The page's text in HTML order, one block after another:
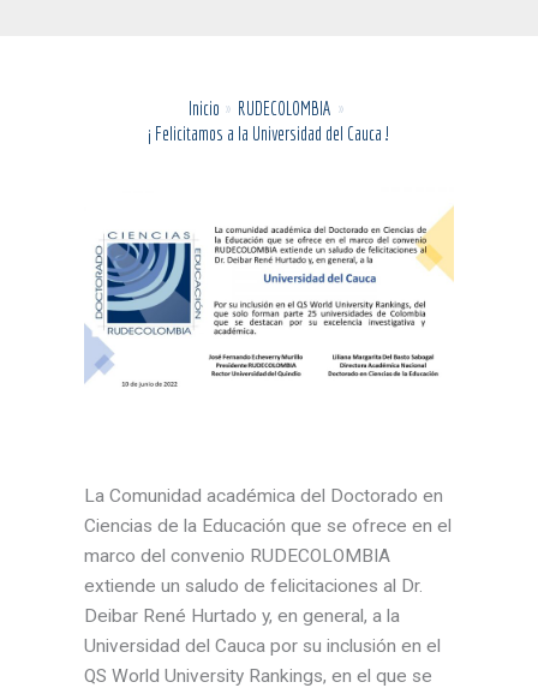
Inicio
RUDECOLOMBIA
¡ Felicitamos a la Universidad del Cauca !
La Comunidad académica del Doctorado en
Ciencias de la Educación que se ofrece en el
marco del convenio RUDECOLOMBIA
extiende un saludo de felicitaciones al Dr.
Deibar René Hurtado y, en general, a la
Universidad del Cauca por su inclusión en el
QS World University Rankings, en el que se